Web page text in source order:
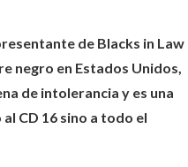
de Blacks in Law
negro en Estados Unidos,
de intolerancia y es una
CD 16 sino a todo el